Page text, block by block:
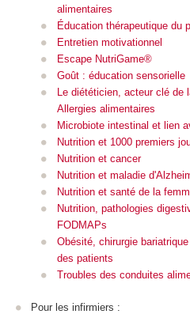
alimentaires
Éducation thérapeutique du
Entretien motivationnel
Escape NutriGame®
Goût : éducation sensorielle
Le diététicien, acteur clé de
Allergies alimentaires
Microbiote intestinal et lien
Nutrition et 1000 premiers
Nutrition et cancer
Nutrition et maladie
Nutrition et santé de la
Nutrition, pathologies
FODMAPs
Obésité, chirurgie
des patients
Troubles des conduites
Pour les infirmiers :